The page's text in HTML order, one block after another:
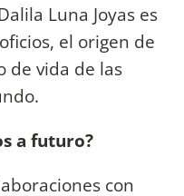
Luna Joyas es
el origen de
de vida de las
a futuro?
con